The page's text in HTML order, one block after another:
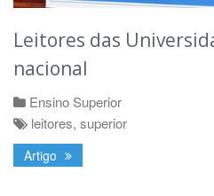
Leitores das
nacional
Ensino Superior
leitores, superior
Artigo